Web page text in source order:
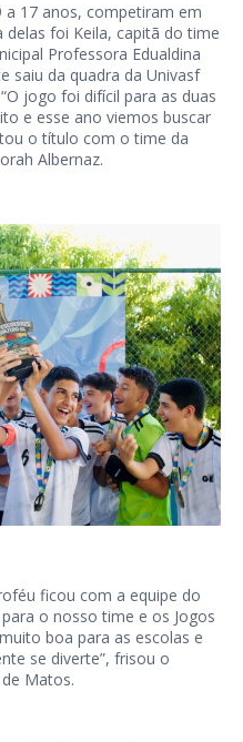
a 17 anos, competiram em
delas foi Keila, capitã do time
Professora Edualdina
saiu da quadra da Univasf
jogo foi difícil para as duas
e esse ano viemos buscar
o título com o time da
Albernaz.
ficou com a equipe do
o nosso time e os Jogos
boa para as escolas e
se diverte”, frisou o
Matos.